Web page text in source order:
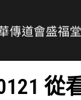
從